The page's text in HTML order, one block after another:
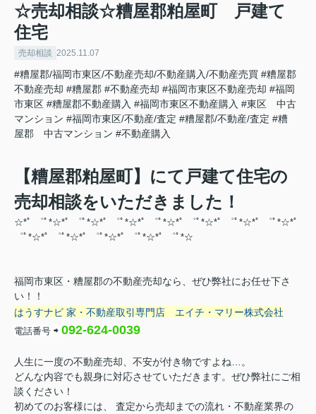
☆売却相談☆糟屋郡粕屋町 戸建て
住宅
売却相談 2025.11.07
#糟屋郡/福岡市東区/不動産売却/不動産購入/不動産売買 #糟屋郡
不動産売却 #糟屋郡 #不動産売却 #福岡市東区不動産売却 #福岡
市東区 #糟屋郡不動産購入 #福岡市東区不動産購入 #東区 中古
マンション #福岡市東区/不動産/査定 #糟屋郡/不動産/査定 #糟
屋郡 中古マンション #不動産購入
【糟屋郡粕屋町】にて戸建て住宅の
売却相談をいただきました！
☆*ﾟ ゜ﾟ*☆*ﾟ ゜ﾟ*☆*ﾟ ゜ﾟ*☆*ﾟ ゜ﾟ*☆*ﾟ ゜ﾟ*☆*ﾟ ゜ﾟ*☆*ﾟ ゜ﾟ*☆*ﾟ
゜ﾟ*☆*ﾟ ゜ﾟ*☆*ﾟ ゜ﾟ*☆*ﾟ ゜ﾟ*☆*ﾟ ゜ﾟ*☆
福岡市東区・糟屋郡の不動産売却なら、ぜひ弊社にお任せ下さ
い！！
はうすナビ 家・不動産取引専門店 エイチ・マリー株式会社
電話番号 ⇨ 092-624-0039
人生に一度の不動産売却、不安が付き物ですよね…。
どんな内容でも親身に対応させていただきます。ぜひ弊社にご相
談ください！
初めてのお客様には、 査定から売却までの流れ・不動産業界の